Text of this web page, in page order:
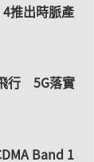
4推出時脈產
行 5G落實
Band 1